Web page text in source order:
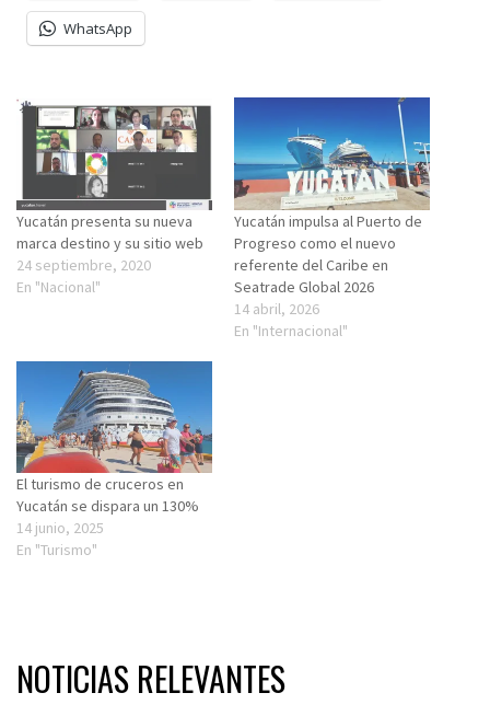
WhatsApp
Yucatán presenta su nueva
marca destino y su sitio web
24 septiembre, 2020
En "Nacional"
Yucatán impulsa al Puerto de
Progreso como el nuevo
referente del Caribe en
Seatrade Global 2026
14 abril, 2026
En "Internacional"
El turismo de cruceros en
Yucatán se dispara un 130%
14 junio, 2025
En "Turismo"
NOTICIAS RELEVANTES